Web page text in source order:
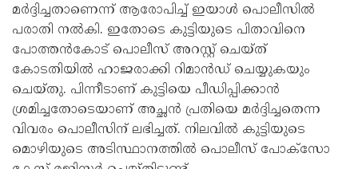
മര്‍ദ്ദിച്ചതാണെന്ന് ആരോപിച്ച് ഇയാള്‍ പൊലീസില്‍
പരാതി നല്‍കി. ഇതോടെ കുട്ടിയുടെ പിതാവിനെ
പോത്തന്‍കോട് പൊലീസ് അറസ്റ്റ് ചെയ്ത്
കോടതിയില്‍ ഹാജരാക്കി റിമാന്‍ഡ് ചെയ്യുകയും
ചെയ്തു. പിന്നീടാണ് കുട്ടിയെ പീഡിപ്പിക്കാന്‍
ശ്രമിച്ചതോടെയാണ് അച്ഛന്‍ പ്രതിയെ മര്‍ദ്ദിച്ചതെന്ന
വിവരം പൊലീസിന് ലഭിച്ചത്. നിലവില്‍ കുട്ടിയുടെ
മൊഴിയുടെ അടിസ്ഥാനത്തില്‍ പൊലീസ് പോക്സോ